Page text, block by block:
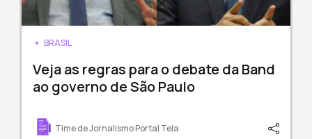
BRASIL
Veja as regras para o debate da Band
ao governo de São Paulo
Time de Jornalismo Portal Tela